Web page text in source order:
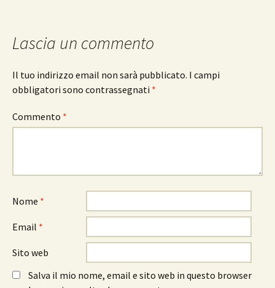
Lascia un commento
Il tuo indirizzo email non sarà pubblicato. I campi
obbligatori sono contrassegnati *
Commento *
Nome *
Email *
Sito web
Salva il mio nome, email e sito web in questo browser